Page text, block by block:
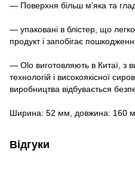
— Поверхня більш м’яка та
— упаковані в блістер, що легко
продукт і запобігає
— Olo виготовляють в Китаї, з
технологій і високоякісної
виробництва відбувається
Ширина: 52 мм, довжина: 160
Відгуки